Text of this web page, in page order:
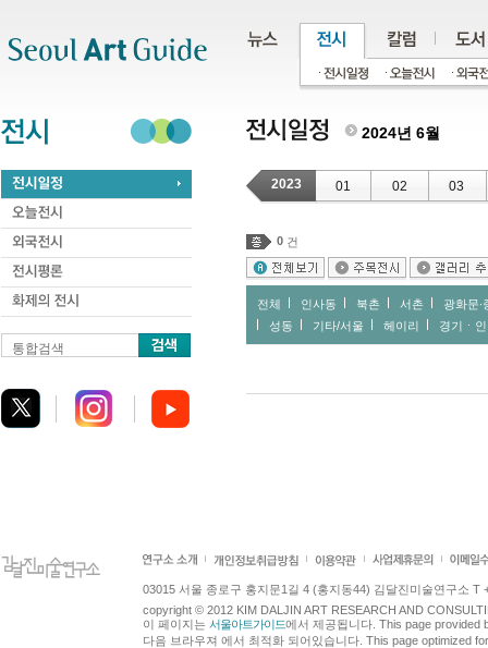
통합검색
2024년 6월
2023 01 02 03
0 건
전체 인사동 북촌 서촌
광화문∙
성동
기타/서울 헤이리 경기ㆍ
03015 서울 종로구 홍지문1길 4 (홍지동44) 김달진미술연구소 T
copyright © 2012 KIM DALJIN ART RESEARCH AND
이 페이지는 서울아트가이드에서 제공됩니다. This page provided
다음 브라우져 에서 최적화 되어있습니다. This page optimized